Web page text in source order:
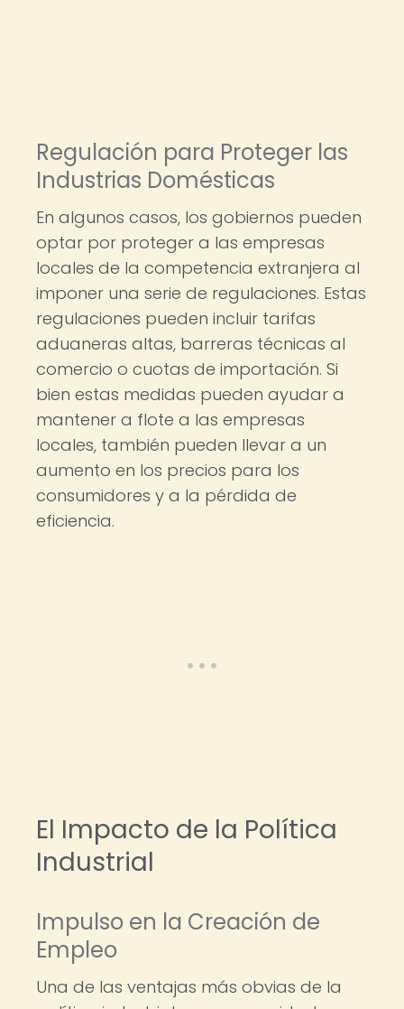
Regulación para Proteger las
Industrias Domésticas
En algunos casos, los gobiernos pueden
optar por proteger a las empresas
locales de la competencia extranjera al
imponer una serie de regulaciones. Estas
regulaciones pueden incluir tarifas
aduaneras altas, barreras técnicas al
comercio o cuotas de importación. Si
bien estas medidas pueden ayudar a
mantener a flote a las empresas
locales, también pueden llevar a un
aumento en los precios para los
consumidores y a la pérdida de
eficiencia.
El Impacto de la Política
Industrial
Impulso en la Creación de
Empleo
Una de las ventajas más obvias de la